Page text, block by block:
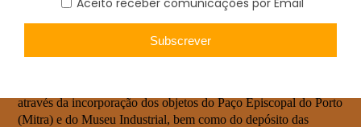
através da incorporação dos objetos do Paço Episcopal do Porto
(Mitra) e do Museu Industrial, bem como do depósito das